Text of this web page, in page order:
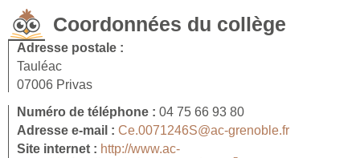
Coordonnées du collège
Adresse postale :
Tauléac
07006 Privas
Numéro de téléphone : 04 75 66 93 80
Adresse e-mail : Ce.0071246S@ac-grenoble.fr
Site internet : http://www.ac-